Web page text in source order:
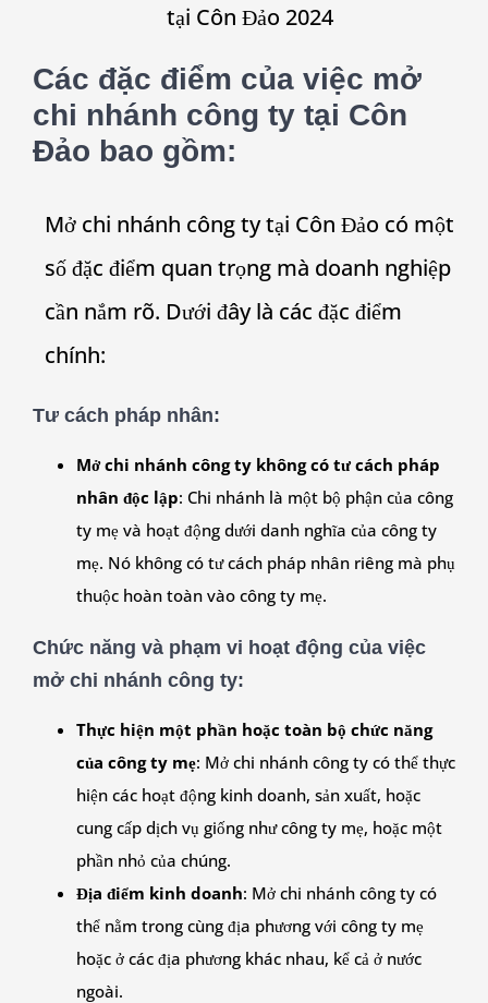
tại Côn Đảo 2024
Các đặc điểm của việc mở
chi nhánh công ty tại Côn
Đảo bao gồm:
Mở chi nhánh công ty tại Côn Đảo có một
số đặc điểm quan trọng mà doanh nghiệp
cần nắm rõ. Dưới đây là các đặc điểm
chính:
Tư cách pháp nhân:
Mở chi nhánh công ty không có tư cách pháp
nhân độc lập: Chi nhánh là một bộ phận của công
ty mẹ và hoạt động dưới danh nghĩa của công ty
mẹ. Nó không có tư cách pháp nhân riêng mà phụ
thuộc hoàn toàn vào công ty mẹ.
Chức năng và phạm vi hoạt động của việc
mở chi nhánh công ty:
Thực hiện một phần hoặc toàn bộ chức năng
của công ty mẹ: Mở chi nhánh công ty có thể thực
hiện các hoạt động kinh doanh, sản xuất, hoặc
cung cấp dịch vụ giống như công ty mẹ, hoặc một
phần nhỏ của chúng.
Địa điểm kinh doanh: Mở chi nhánh công ty có
thể nằm trong cùng địa phương với công ty mẹ
hoặc ở các địa phương khác nhau, kể cả ở nước
ngoài.